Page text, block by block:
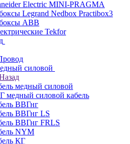
Electric MINI-PRAGMA
Legrand Nedbox Practibox3
ABB
Tekfor
силовой
медный силовой
медный силовой кабель
ВВГнг
ВВГнг LS
ВВГнг FRLS
NYM
КГ